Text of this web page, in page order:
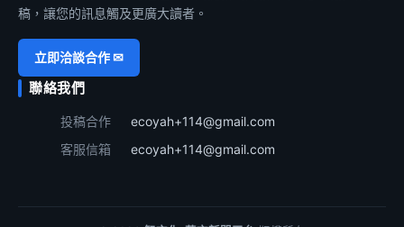
稿，讓您的訊息觸及更廣大讀者。
立即洽談合作 ✉
聯絡我們
投稿合作
ecoyah+114@gmail.com
客服信箱
ecoyah+114@gmail.com